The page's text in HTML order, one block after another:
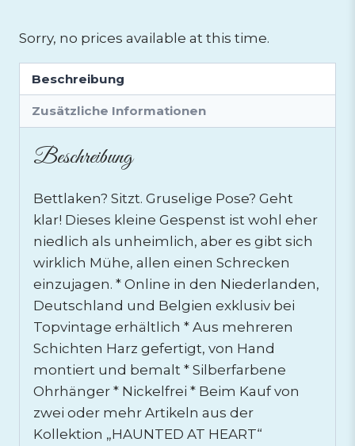
Sorry, no prices available at this time.
Beschreibung
Zusätzliche Informationen
Beschreibung
Bettlaken? Sitzt. Gruselige Pose? Geht
klar! Dieses kleine Gespenst ist wohl eher
niedlich als unheimlich, aber es gibt sich
wirklich Mühe, allen einen Schrecken
einzujagen. * Online in den Niederlanden,
Deutschland und Belgien exklusiv bei
Topvintage erhältlich * Aus mehreren
Schichten Harz gefertigt, von Hand
montiert und bemalt * Silberfarbene
Ohrhänger * Nickelfrei * Beim Kauf von
zwei oder mehr Artikeln aus der
Kollektion „HAUNTED AT HEART“